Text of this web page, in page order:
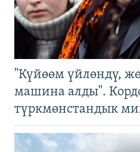
"Күйөөм үйлөндү,
машина алды".
түркмөнстандык